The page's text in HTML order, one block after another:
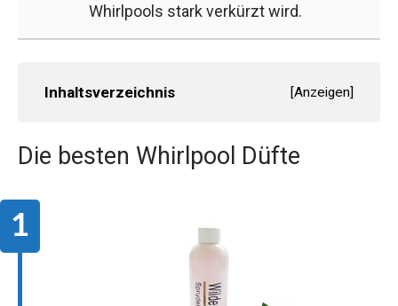
Whirlpools stark verkürzt wird.
Inhaltsverzeichnis [Anzeigen]
Die besten Whirlpool Düfte